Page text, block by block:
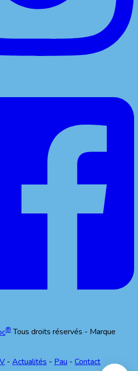
® Tous droits réservés - Marque
- Actualités - Pau - Contact